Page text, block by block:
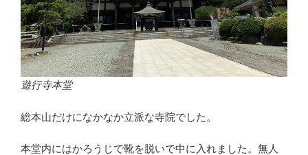
遊行寺本堂
総本山だけになかなか立派な寺院でした。
本堂内にはかろうじで靴を脱いで中に入れました。無人